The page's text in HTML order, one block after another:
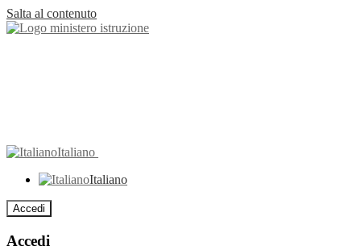
Salta al contenuto
Italiano
Italiano
Accedi
Accedi